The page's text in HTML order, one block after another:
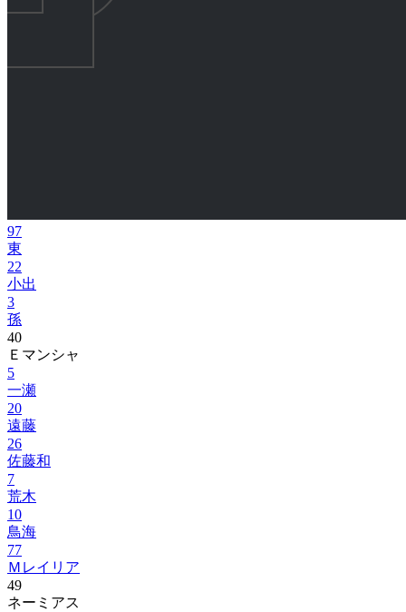
97
東
22
小出
3
孫
40
Ｅマンシャ
5
一瀬
20
遠藤
26
佐藤和
7
荒木
10
鳥海
77
Ｍレイリア
49
ネーミアス